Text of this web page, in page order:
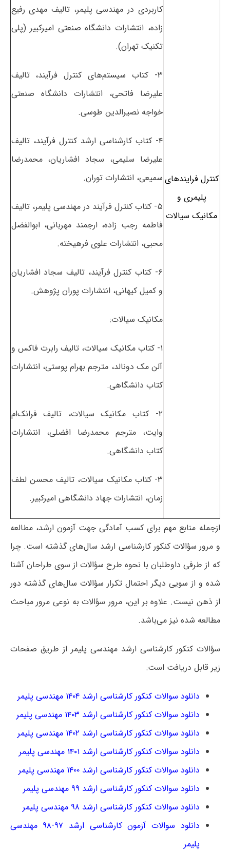
کنترل فرایندهای
پلیمری و
مکانیک سیالات
کاربردی در مهندسی پلیمر، تالیف مهدی رفیع
زاده، انتشارات دانشگاه صنعتی امیرکبیر (پلی
تکنیک تهران).
۳- کتاب سیستم‌های کنترل فرآیند، تالیف
علیرضا فاتحی، انتشارات دانشگاه صنعتی
خواجه نصیرالدین طوسی.
۴- کتاب کارشناسی ارشد کنترل فرآیند، تالیف
علیرضا سلیمی، سجاد افشاریان، محمدرضا
سمیعی، انتشارات توران.
۵- کتاب کنترل فرآیند در مهندسی پلیمر، تالیف
فاطمه رجب زاده، ارجمند مهربانی، ابوالفضل
محبی، انتشارات علوی فرهیخته.
۶- کتاب کنترل فرآیند، تالیف سجاد افشاریان
و کمیل کیهانی، انتشارات پوران پژوهش.
مکانیک سیالات:
۱- کتاب مکانیک سیالات، تالیف رابرت فاکس و
آلن مک دونالد، مترجم بهرام پوستی، انتشارات
کتاب دانشگاهی.
۲- کتاب مکانیک سیالات، تالیف فرانک‌ام
وایت، مترجم محمدرضا افضلی، انتشارات
کتاب دانشگاهی.
۳- کتاب مکانیک سیالات، تالیف محسن لطف
زمان، انتشارات جهاد دانشگاهی امیرکبیر.
ازجمله منابع مهم برای کسب آمادگی جهت آزمون ارشد، مطالعه
و مرور سؤالات کنکور کارشناسی ارشد سال‌های گذشته است. چرا
که از طرفی داوطلبان با نحوه طرح سؤالات از سوی طراحان آشنا
شده و از سویی دیگر احتمال تکرار سؤالات سال‌های گذشته دور
از ذهن نیست. علاوه بر این، مرور سؤالات به نوعی مرور مباحث
مطالعه‌ شده نیز می‌باشد.
سؤالات کنکور کارشناسی ارشد مهندسی پلیمر از طریق صفحات
زیر قابل دریافت است:
دانلود سوالات کنکور کارشناسی ارشد ۱۴۰۴ مهندسی پلیمر
دانلود سوالات کنکور کارشناسی ارشد ۱۴۰۳ مهندسی پلیمر
دانلود سوالات کنکور کارشناسی ارشد ۱۴۰۲ مهندسی پلیمر
دانلود سوالات کنکور کارشناسی ارشد ۱۴۰۱ مهندسی پلیمر
دانلود سوالات کنکور کارشناسی ارشد ۱۴۰۰ مهندسی پلیمر
دانلود سوالات کنکور کارشناسی ارشد ۹۹ مهندسی پلیمر
دانلود سوالات کنکور کارشناسی ارشد ۹۸ مهندسی پلیمر
دانلود سوالات آزمون کارشناسی ارشد ۹۷-۹۸ مهندسی
پلیمر